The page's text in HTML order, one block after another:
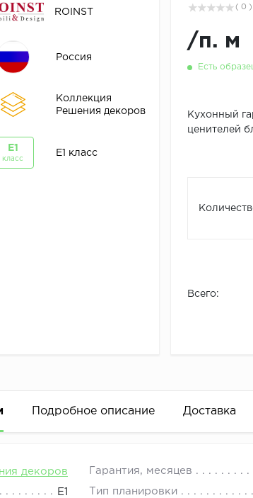
ROINST
Россия
Коллекция
Решения декоров
Е1
класс
Е1 класс
( 0 )
/п. м
Есть
Кухонный
ценителей
Всего:
Подробное описание Доставка
декоров Гарантия, месяцев
Е1 Тип планировки